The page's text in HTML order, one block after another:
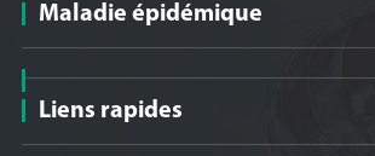
Maladie épidémique
Liens rapides